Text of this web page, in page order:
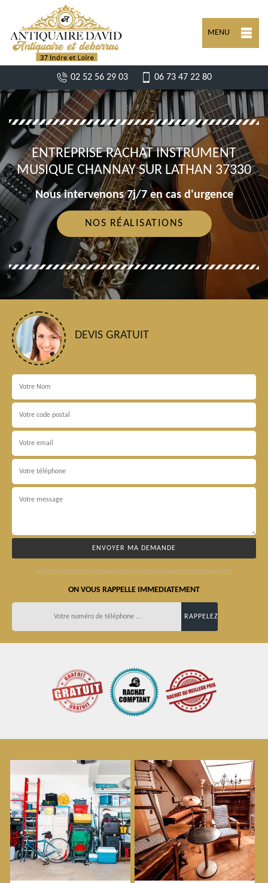
MENU
02 52 56 29 03 06 73 47 22 80
ENTREPRISE RACHAT INSTRUMENT
MUSIQUE CHANNAY SUR LATHAN 37330
Nous intervenons 7j/7 en cas d'urgence
NOS RÉALISATIONS
DEVIS GRATUIT
ON VOUS RAPPELLE IMMEDIATEMENT